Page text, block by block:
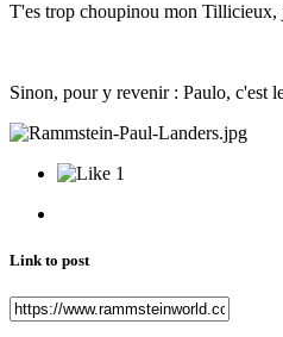
T'es trop choupinou mon
Sinon, pour y revenir : Paulo, c'est
1
Link to post